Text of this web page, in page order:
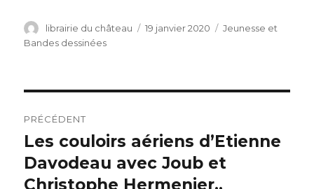
Auteur
librairie du château
Publié
19 janvier 2020 Catégories
Jeunesse et
Bandes dessinées
de
l’article
PRÉCÉDENT
Article
précédent :
Les couloirs aériens d’Etienne
Davodeau avec Joub et
Christophe Hermenier..